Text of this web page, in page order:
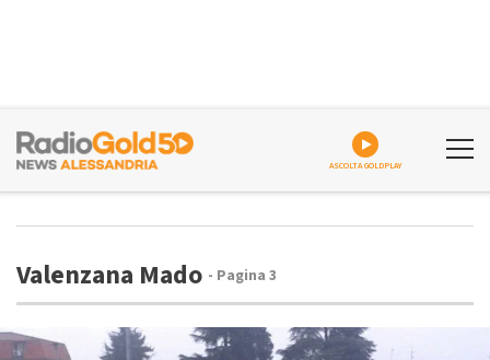
ASCOLTA GOLDPLAY
Valenzana Mado - Pagina 3